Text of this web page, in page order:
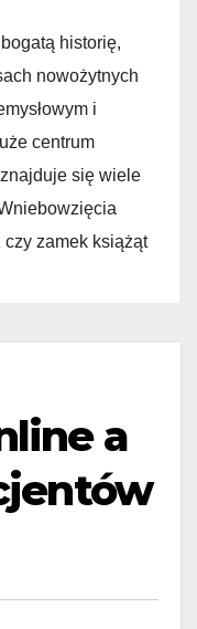
historię,
nowożytnych
i
centrum
się wiele
zamek książąt
a